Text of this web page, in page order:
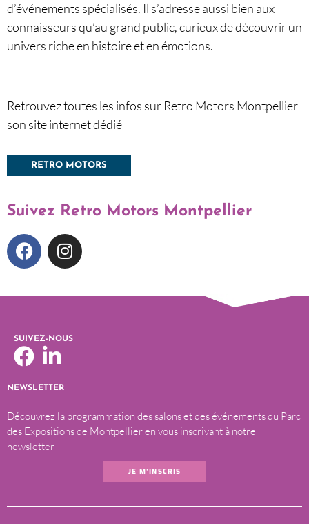
d’événements spécialisés. Il s’adresse aussi bien aux
connaisseurs qu’au grand public, curieux de découvrir un
univers riche en histoire et en émotions.
Retrouvez toutes les infos sur Retro Motors Montpellier
son site internet dédié
RETRO MOTORS
Suivez Retro Motors Montpellier
SUIVEZ-NOUS
NEWSLETTER
Découvrez la programmation des salons et des événements du Parc
des Expositions de Montpellier en vous inscrivant à notre
newsletter
JE M'INSCRIS